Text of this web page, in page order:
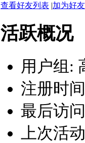
查看好友列表 |加为好友
活跃概况
用户组:
注册时
最后访
上次活